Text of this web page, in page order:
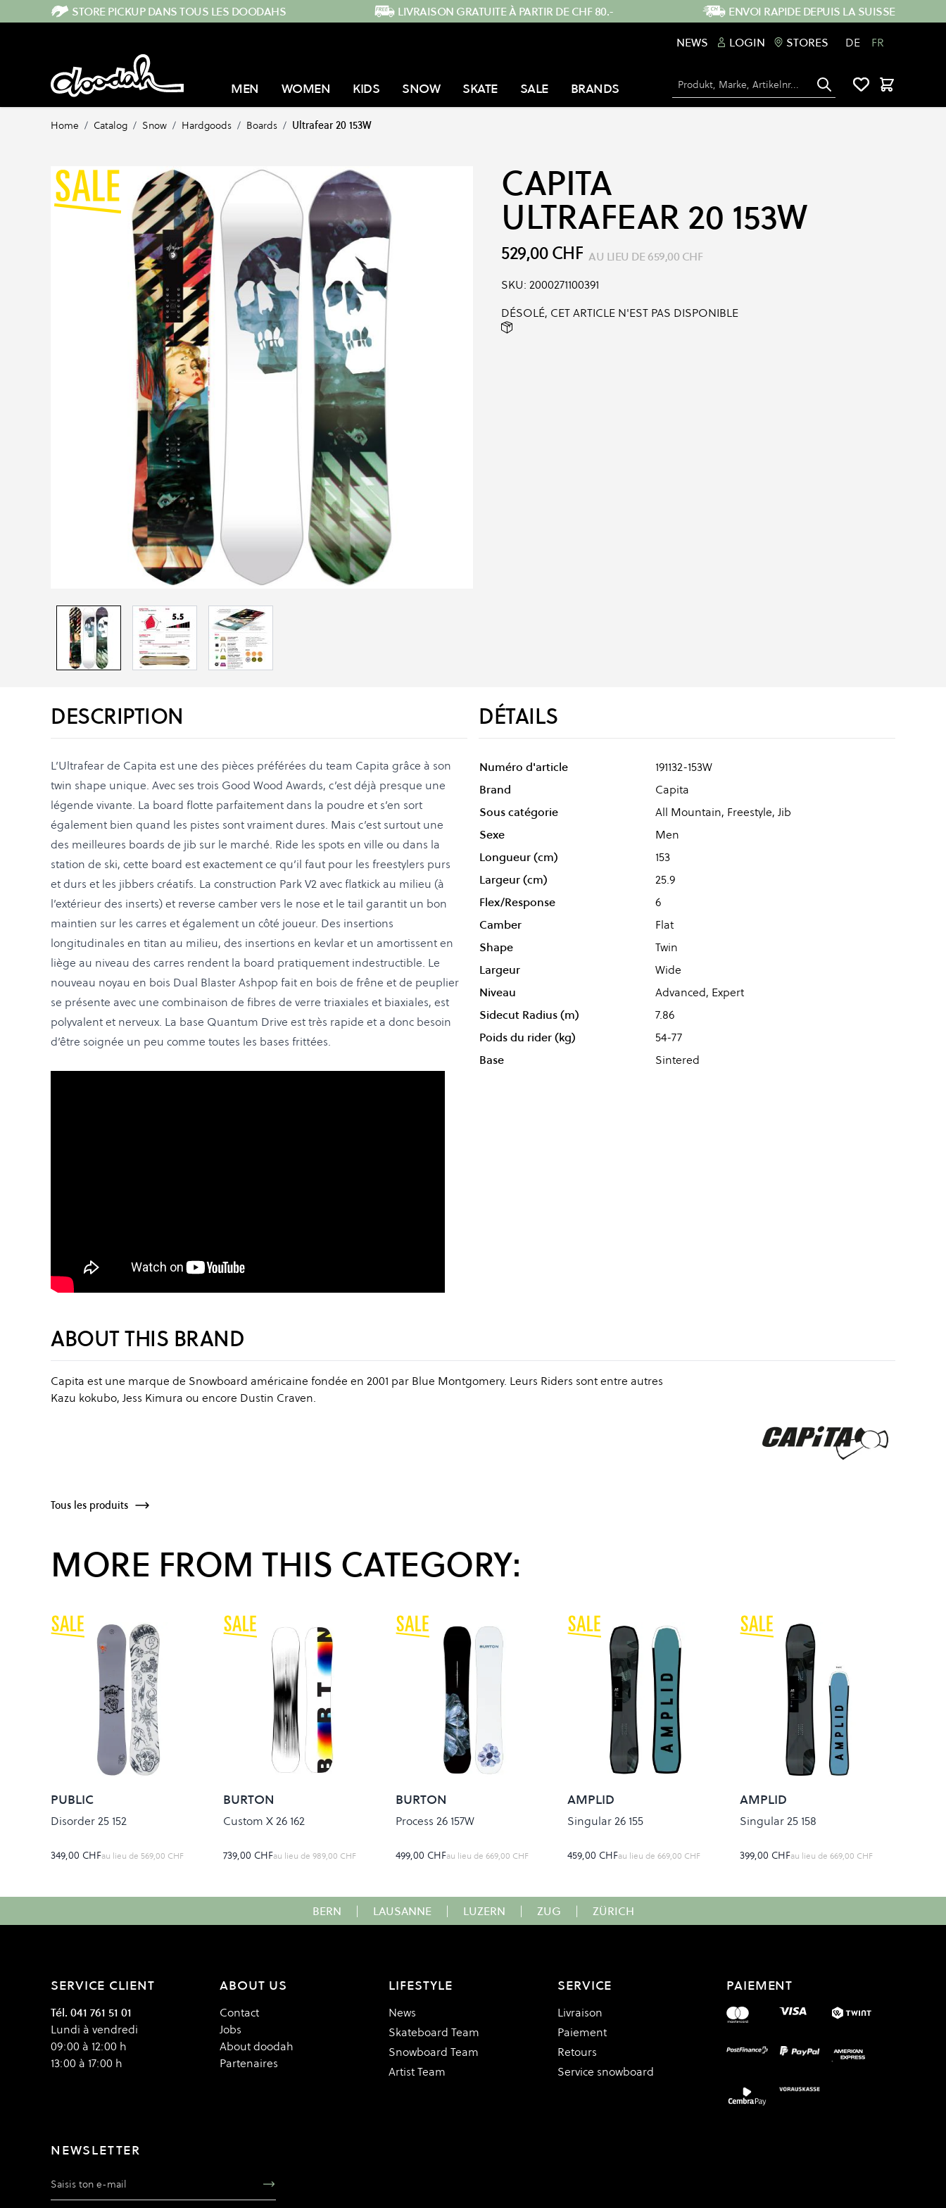
Skip to ContentSTORE PICKUP DANS TOUS LES DOODAHS LIVRAISON GRATUITE À PARTIR DE CHF 80.-
ENVOI RAPIDE DEPUIS LA SUISSE
NEWS
LOGIN STORES DE FR
MEN WOMEN KIDS SNOW SKATE SALE BRANDS Chercher Panier
Home / Catalog / Snow / Hardgoods / Boards / Ultrafear 20 153W
CAPITA
ULTRAFEAR 20 153W
529,00 CHF AU LIEU DE659,00 CHF
SKU: 2000271100391
DÉSOLÉ, CET ARTICLE N'EST PAS DISPONIBLE
DESCRIPTION
L’Ultrafear de Capita est une des pièces préférées du team Capita grâce à son
twin shape unique. Avec ses trois Good Wood Awards, c’est déjà presque une
légende vivante. La board flotte parfaitement dans la poudre et s’en sort
également bien quand les pistes sont vraiment dures. Mais c’est surtout une
des meilleures boards de jib sur le marché. Ride les spots en ville ou dans la
station de ski, cette board est exactement ce qu’il faut pour les freestylers purs
et durs et les jibbers créatifs. La construction Park V2 avec flatkick au milieu (à
l’extérieur des inserts) et reverse camber vers le nose et le tail garantit un bon
maintien sur les carres et également un côté joueur. Des insertions
longitudinales en titan au milieu, des insertions en kevlar et un amortissent en
liège au niveau des carres rendent la board pratiquement indestructible. Le
nouveau noyau en bois Dual Blaster Ashpop fait en bois de frêne et de peuplier
se présente avec une combinaison de fibres de verre triaxiales et biaxiales, est
polyvalent et nerveux. La base Quantum Drive est très rapide et a donc besoin
d’être soignée un peu comme toutes les bases frittées.
DÉTAILS
Numéro d'article
191132-153W
Brand
Capita
Sous catégorie
All Mountain, Freestyle, Jib
Sexe
Men
Longueur (cm)
153
Largeur (cm)
25.9
Flex/Response
6
Camber
Flat
Shape
Twin
Largeur
Wide
Niveau
Advanced, Expert
Sidecut Radius (m)
7.86
Poids du rider (kg)
54-77
Base
Sintered
ABOUT THIS BRAND
Capita est une marque de Snowboard américaine fondée en 2001 par Blue Montgomery. Leurs Riders sont entre autres
Kazu kokubo, Jess Kimura ou encore Dustin Craven.
Tous les produits
MORE FROM THIS CATEGORY:
PUBLIC
Disorder 25 152
349,00 CHFau lieu de 569,00 CHF
BURTON
Custom X 26 162
739,00 CHFau lieu de 989,00 CHF
BURTON
Process 26 157W
499,00 CHFau lieu de 669,00 CHF
AMPLID
Singular 26 155
459,00 CHFau lieu de 669,00 CHF
AMPLID
Singular 25 158
399,00 CHFau lieu de 669,00 CHF
BERN | LAUSANNE | LUZERN | ZUG | ZÜRICH
SERVICE CLIENT
Tél. 041 761 51 01
Lundi à vendredi
09:00 à 12:00 h
13:00 à 17:00 h
ABOUT US
Contact
Jobs
About doodah
Partenaires
LIFESTYLE
News
Skateboard Team
Snowboard Team
Artist Team
SERVICE
Livraison
Paiement
Retours
Service snowboard
PAIEMENT
NEWSLETTER
Adresse e-mail